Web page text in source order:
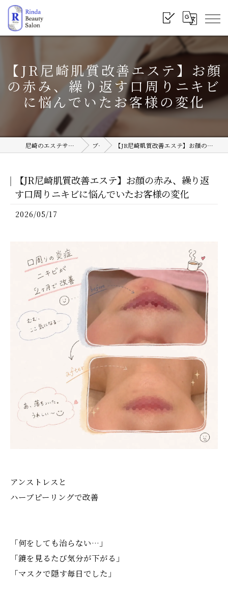
【JR尼崎肌質改善エステ】お顔
の赤み、繰り返す口周りニキビ
に悩んでいたお客様の変化
尼崎のエステサロンならRinda Beauty Salon ブログ 【JR尼崎肌質改善エステ】お顔の赤み、繰り返す口周りニキビに悩んでいたお客様の変化
【JR尼崎肌質改善エステ】お顔の赤み、繰り返
す口周りニキビに悩んでいたお客様の変化
2026/05/17
アンストレスと
ハーブピーリングで改善
「何をしても治らない…」
「鏡を見るたび気分が下がる」
「マスクで隠す毎日でした」